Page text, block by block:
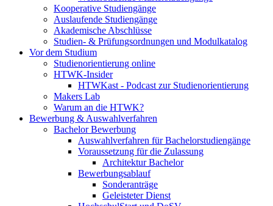
Kooperative Studiengänge
Auslaufende Studiengänge
Akademische Abschlüsse
Studien- & Prüfungsordnungen und Modulkatalog
Vor dem Studium
Studienorientierung online
HTWK-Insider
HTWKast - Podcast zur Studienorientierung
Makers Lab
Warum an die HTWK?
Bewerbung & Auswahlverfahren
Bachelor Bewerbung
Auswahlverfahren für Bachelorstudiengänge
Voraussetzung für die Zulassung
Architektur Bachelor
Bewerbungsablauf
Sonderanträge
Geleisteter Dienst